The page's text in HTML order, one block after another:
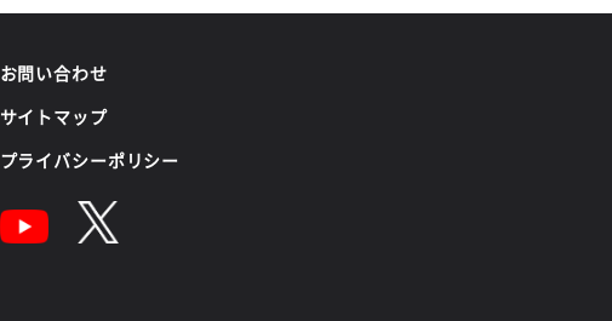
お問い合わせ
サイトマップ
プライバシーポリシー